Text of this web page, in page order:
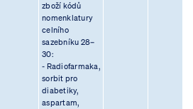
zboží kódů
nomenklatury
celního
sazebníku 28–
30:
- Radiofarmaka,
sorbit pro
diabetiky,
aspartam,